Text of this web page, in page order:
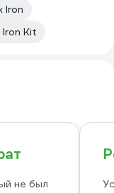
Iron
Kit
не был